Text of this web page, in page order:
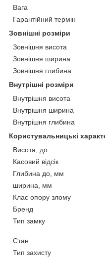
Вага
Гарантійний термін
Зовнішні розміри
Зовнішня висота
Зовнішня ширина
Зовнішня глибина
Внутрішні розміри
Внутрішня висота
Внутрішня ширина
Внутрішня глибина
Користувальницькі
Висота, до
Касовий відсік
Глибина до, мм
ширина, мм
Клас опору злому
Бренд
Тип замку
Стан
Тип захисту